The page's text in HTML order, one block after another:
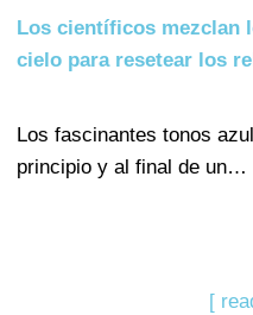
Los científicos mezclan
cielo para resetear los
Los fascinantes tonos
principio y al final de un…
[